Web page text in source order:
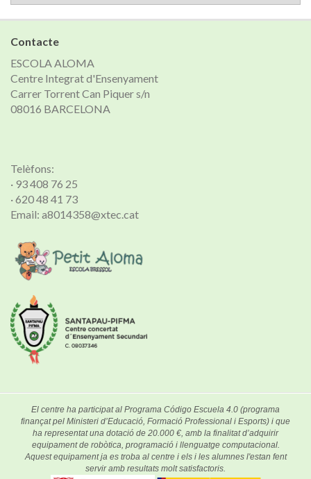
de
notícies
Contacte
ESCOLA ALOMA
Centre Integrat d'Ensenyament
Carrer Torrent Can Piquer s/n
08016 BARCELONA
Telèfons:
· 93 408 76 25
· 620 48 41 73
Email: a8014358@xtec.cat
El centre ha participat al Programa Código Escuela 4.0 (programa
finançat pel Ministeri d’Educació, Formació Professional i Esports) i que
ha representat una dotació de 20.000 €, amb la finalitat d’adquirir
equipament de robòtica, programació i llenguatge computacional.
Aquest equipament ja es troba al centre i els i les alumnes l'estan fent
servir amb resultats molt satisfactoris.